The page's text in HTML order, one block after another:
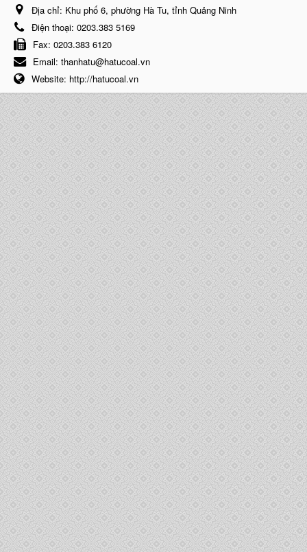
Địa chỉ: Khu phố 6, phường Hà Tu, tỉnh Quảng Ninh
Điện thoại: 0203.383 5169
Fax: 0203.383 6120
Email: thanhatu@hatucoal.vn
Website: http://hatucoal.vn